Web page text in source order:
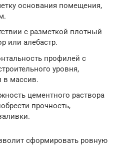
основания помещения,
с разметкой плотный
или алебастр.
профилей с
уровня,
в массив.
цементного раствора
прочность,
сформировать ровную